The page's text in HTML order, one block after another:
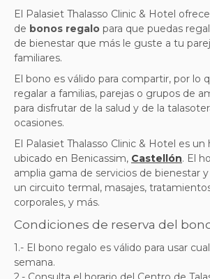
El Palasiet Thalasso Clinic & Hotel
de bonos regalo para que puedas
de bienestar que más le guste a tu
familiares.
El bono es válido para compartir, por lo
regalar a familias, parejas o grupos de
para disfrutar de la salud y de la
ocasiones.
El Palasiet Thalasso Clinic & Hotel es
ubicado en Benicassim, Castellón. El
amplia gama de servicios de bienestar
un circuito termal, masajes,
corporales, y más.
Condiciones de reserva del
1.- El bono regalo es válido para usar
semana.